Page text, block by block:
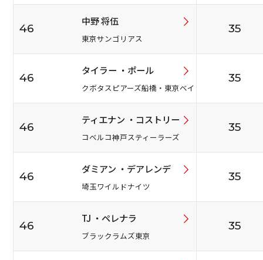
46
中野 将伍
東京サンゴリアス
35
46
タイラー ・ポール
クボタスピアーズ船橋・東京ベイ
35
46
ティエナン ・コストリー
コベルコ神戸スティーラーズ
35
46
ダミアン ・デアレンデ
埼玉ワイルドナイツ
35
46
TJ ・ペレナラ
ブラックラムズ東京
35